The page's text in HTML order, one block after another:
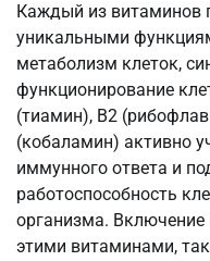
Каждый из витаминов
уникальными
метаболизм клеток,
функционирование
(тиамин), B2
(кобаламин) активно
иммунного ответа и
работоспособность
организма. Включение
этими витаминами,